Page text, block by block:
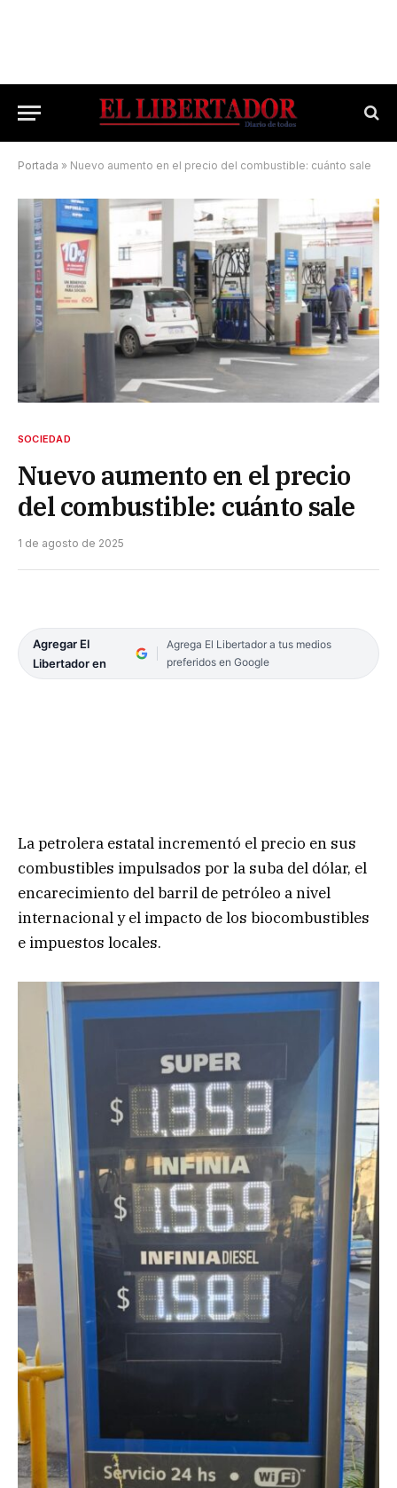
Portada » Nuevo aumento en el precio del combustible: cuánto sale
SOCIEDAD
Nuevo aumento en el precio
del combustible: cuánto sale
1 de agosto de 2025
Agregar El
Libertador en
Agrega El Libertador a tus medios
preferidos en Google
La petrolera estatal incrementó el precio en sus
combustibles impulsados por la suba del dólar, el
encarecimiento del barril de petróleo a nivel
internacional y el impacto de los biocombustibles
e impuestos locales.